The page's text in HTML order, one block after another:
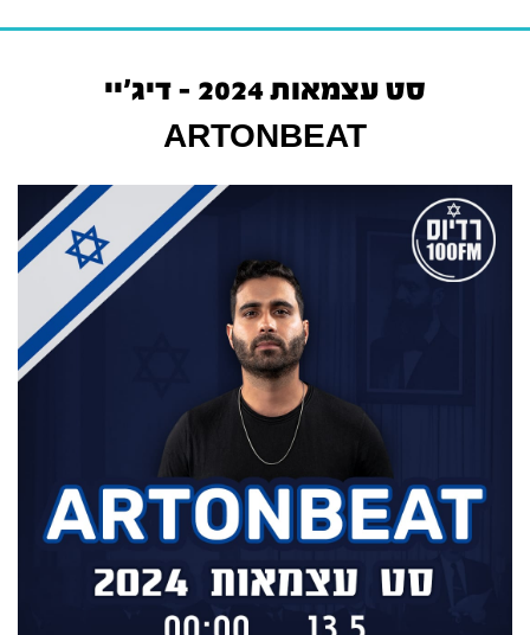
סט עצמאות 2024 - דיג'יי
ARTONBEAT